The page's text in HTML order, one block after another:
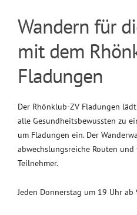
Wandern für
mit dem
Fladungen
Der Rhönklub-ZV Fladungen
alle Gesundheitsbewussten zu
um Fladungen ein. Der
abwechslungsreiche Routen
Teilnehmer.
Jeden Donnerstag um 19 Uhr